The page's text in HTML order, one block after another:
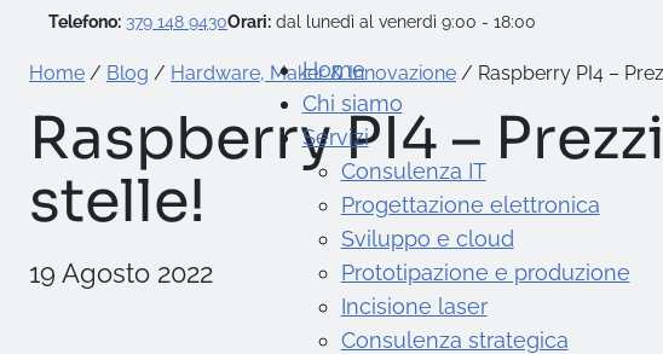
Telefono: 379 148 9430Orari: dal lunedì al venerdì 9:00 - 18:00
Home
Chi siamo
Servizi
Consulenza IT
Progettazione elettronica
Sviluppo e cloud
Prototipazione e produzione
Incisione laser
Consulenza strategica
Home / Blog / Hardware, Maker & Innovazione / Raspberry PI4 –
Raspberry PI4 –
stelle!
19 Agosto 2022